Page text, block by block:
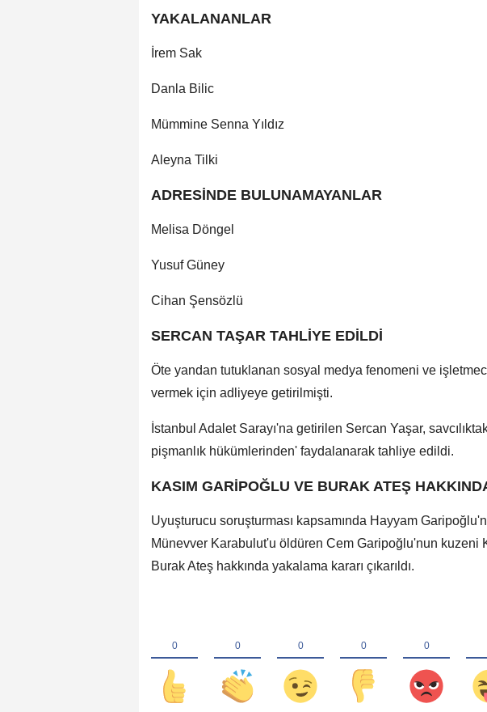
YAKALANANLAR
İrem Sak
Danla Bilic
Mümmine Senna Yıldız
Aleyna Tilki
ADRESİNDE BULUNAMAYANLAR
Melisa Döngel
Yusuf Güney
Cihan Şensözlü
SERCAN TAŞAR TAHLİYE EDİLDİ
Öte yandan tutuklanan sosyal medya fenomeni ve
vermek için adliyeye getirilmişti.
İstanbul Adalet Sarayı'na getirilen Sercan Yaşar,
pişmanlık hükümlerinden' faydalanarak tahliye edildi.
KASIM GARİPOĞLU VE BURAK ATEŞ
Uyuşturucu soruşturması kapsamında Hayyam
Münevver Karabulut'u öldüren Cem Garipoğlu'nun kuzeni
Burak Ateş hakkında yakalama kararı çıkarıldı.